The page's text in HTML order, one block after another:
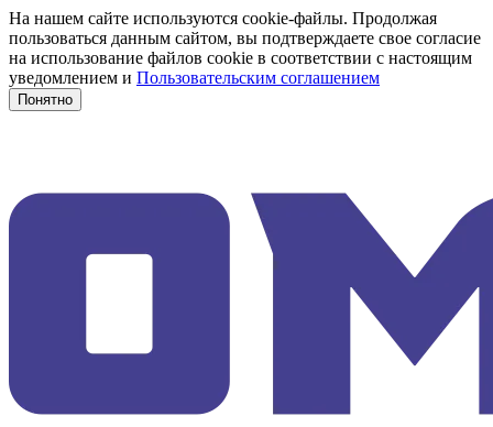
На нашем сайте используются cookie-файлы. Продолжая
пользоваться данным сайтом, вы подтверждаете свое согласие
на использование файлов cookie в соответствии с настоящим
уведомлением и Пользовательским соглашением
Понятно